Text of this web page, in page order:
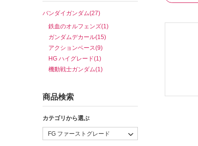
バンダイガンダム(27)
鉄血のオルフェンズ(1)
ガンダムデカール(15)
アクションベース(9)
HG ハイグレード(1)
機動戦士ガンダム(1)
商品検索
カテゴリから選ぶ